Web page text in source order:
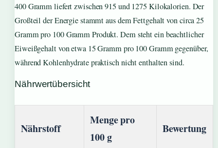
400 Gramm liefert zwischen 915 und 1275 Kilokalorien. Der
Großteil der Energie stammt aus dem Fettgehalt von circa 25
Gramm pro 100 Gramm Produkt. Dem steht ein beachtlicher
Eiweißgehalt von etwa 15 Gramm pro 100 Gramm gegenüber,
während Kohlenhydrate praktisch nicht enthalten sind.
Nährwertübersicht
Nährstoff
Menge pro
100 g
Bewertung